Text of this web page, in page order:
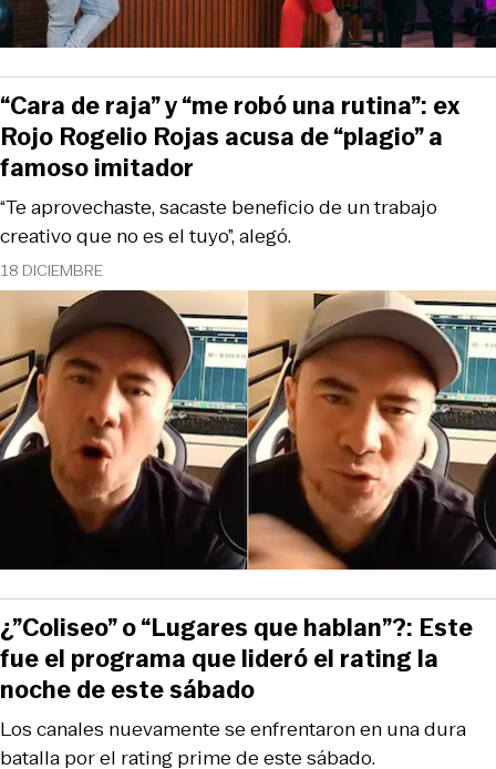
18 DICIEMBRE
“Te aprovechaste, sacaste beneficio de un trabajo
creativo que no es el tuyo”, alegó.
“Cara de raja” y “me robó una rutina”: ex
Rojo Rogelio Rojas acusa de “plagio” a
famoso imitador
Los canales nuevamente se enfrentaron en una dura
batalla por el rating prime de este sábado.
¿”Coliseo” o “Lugares que hablan”?: Este
fue el programa que lideró el rating la
noche de este sábado